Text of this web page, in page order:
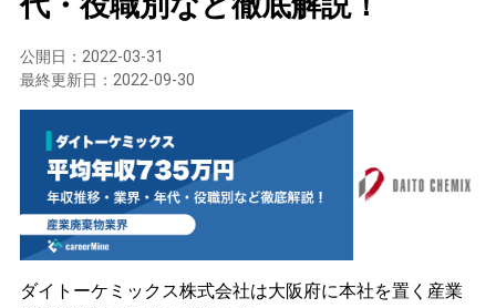
公開日： 2022-03-31
最終更新日： 2022-09-30
ダイトーケミックス株式会社は大阪府に本社を置く産業